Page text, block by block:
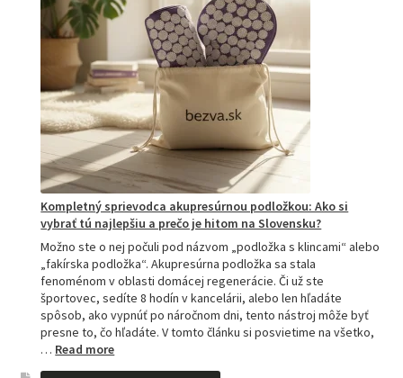
Kompletný sprievodca akupresúrnou podložkou: Ako si
vybrať tú najlepšiu a prečo je hitom na Slovensku?
Možno ste o nej počuli pod názvom „podložka s klincami“ alebo
„fakírska podložka“. Akupresúrna podložka sa stala
fenoménom v oblasti domácej regenerácie. Či už ste
športovec, sedíte 8 hodín v kancelárii, alebo len hľadáte
spôsob, ako vypnúť po náročnom dni, tento nástroj môže byť
presne to, čo hľadáte. V tomto článku si posvietime na všetko,
… Read more: